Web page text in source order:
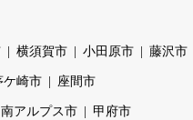
横須賀市 小田原市 藤沢市
ケ崎市 座間市
南アルプス市 甲府市